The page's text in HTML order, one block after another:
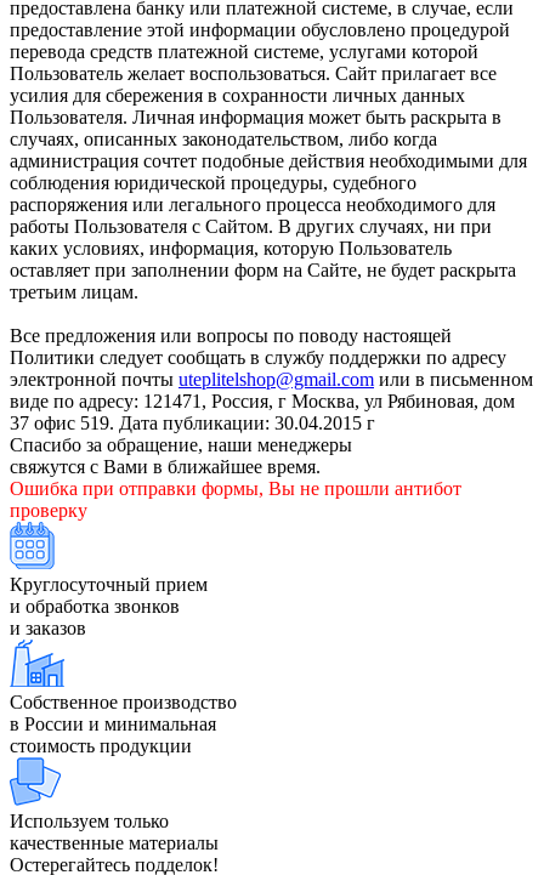
предоставлена банку или платежной системе, в случае, если
предоставление этой информации обусловлено процедурой
перевода средств платежной системе, услугами которой
Пользователь желает воспользоваться. Сайт прилагает все
усилия для сбережения в сохранности личных данных
Пользователя. Личная информация может быть раскрыта в
случаях, описанных законодательством, либо когда
администрация сочтет подобные действия необходимыми для
соблюдения юридической процедуры, судебного
распоряжения или легального процесса необходимого для
работы Пользователя с Сайтом. В других случаях, ни при
каких условиях, информация, которую Пользователь
оставляет при заполнении форм на Сайте, не будет раскрыта
третьим лицам.
Все предложения или вопросы по поводу настоящей
Политики следует сообщать в службу поддержки по адресу
электронной почты uteplitelshop@gmail.com или в письменном
виде по адресу: 121471, Россия, г Москва, ул Рябиновая, дом
37 офис 519. Дата публикации: 30.04.2015 г
Спасибо за обращение, наши менеджеры
свяжутся с Вами в ближайшее время.
Ошибка при отправки формы, Вы не прошли антибот
проверку
Круглосуточный прием
и обработка звонков
и заказов
Собственное производство
в России и минимальная
стоимость продукции
Используем только
качественные материалы
Остерегайтесь подделок!